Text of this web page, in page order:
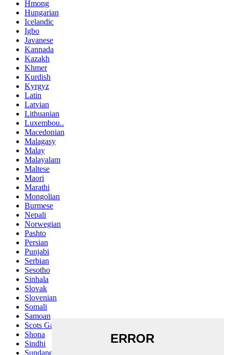
Hmong
Hungarian
Icelandic
Igbo
Javanese
Kannada
Kazakh
Khmer
Kurdish
Kyrgyz
Latin
Latvian
Lithuanian
Luxembou..
Macedonian
Malagasy
Malay
Malayalam
Maltese
Maori
Marathi
Mongolian
Burmese
Nepali
Norwegian
Pashto
Persian
Punjabi
Serbian
Sesotho
Sinhala
Slovak
Slovenian
Somali
Samoan
Scots Gaelic
Shona
Sindhi
Sundanese